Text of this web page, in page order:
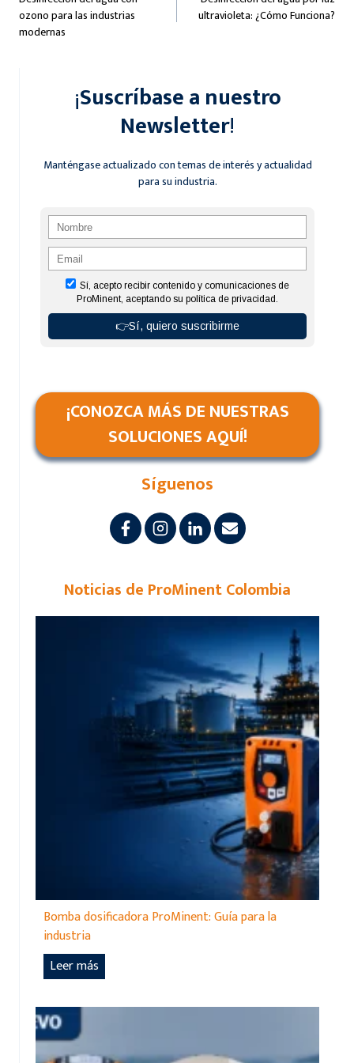
de
entradas
ozono para las industrias
modernas
ultravioleta: ¿Cómo Funciona?
¡Suscríbase a nuestro
Newsletter!
Manténgase actualizado con temas de interés y actualidad
para su industria.
¡CONOZCA MÁS DE NUESTRAS
SOLUCIONES AQUÍ!
Síguenos
Noticias de ProMinent Colombia
Bomba dosificadora ProMinent: Guía para la
industria
Leer más
o
m